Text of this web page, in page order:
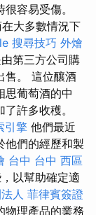
容易受傷。
大多數情況下
搜尋技巧 外燴
第三方公司購
售。 這位釀酒
思葡萄酒的中
許多收穫。
引擎 他們最近
他們的經歷和製
台中 台中 西區
以幫助確定適
人 菲律賓簽證
物理產品的業務